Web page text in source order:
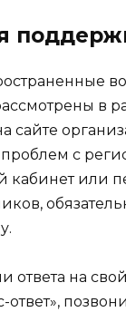
в
сайте
с
кабинет или
ответа на